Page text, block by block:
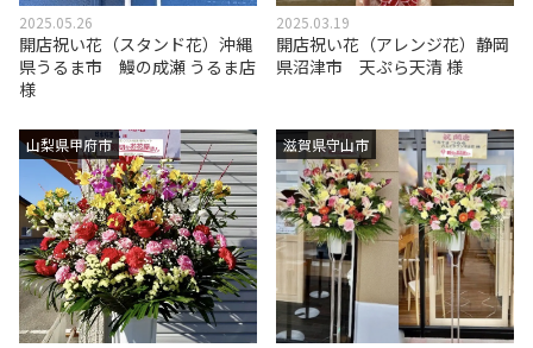
2025.05.26
開店祝い花（スタンド花）沖縄
県うるま市 鰻の成瀬 うるま店
様
2025.03.19
開店祝い花（アレンジ花）静岡
県沼津市 天ぷら天清 様
山梨県甲府市 滋賀県守山市